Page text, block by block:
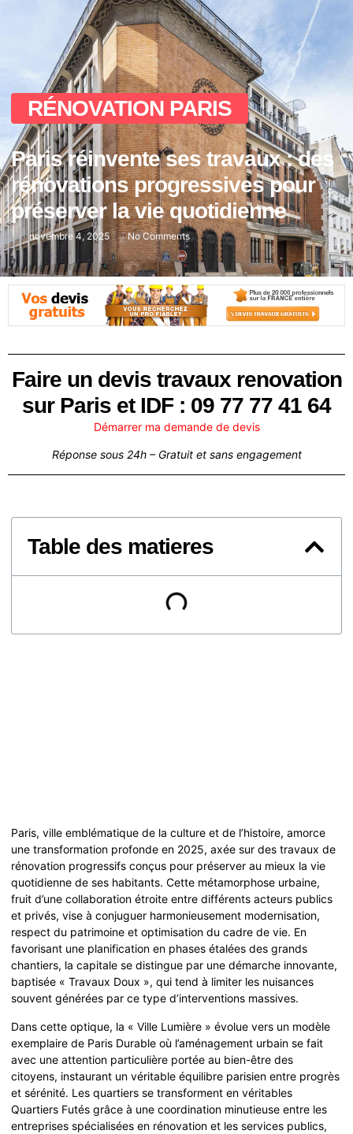
RÉNOVATION PARIS
Paris réinvente ses travaux : des
rénovations progressives pour
préserver la vie quotidienne
novembre 4, 2025 No Comments
Faire un devis travaux renovation
sur Paris et IDF : 09 77 77 41 64
Démarrer ma demande de devis
Réponse sous 24h – Gratuit et sans engagement
Table des matieres
Paris, ville emblématique de la culture et de l’histoire, amorce
une transformation profonde en 2025, axée sur des travaux de
rénovation progressifs conçus pour préserver au mieux la vie
quotidienne de ses habitants. Cette métamorphose urbaine,
fruit d’une collaboration étroite entre différents acteurs publics
et privés, vise à conjuguer harmonieusement modernisation,
respect du patrimoine et optimisation du cadre de vie. En
favorisant une planification en phases étalées des grands
chantiers, la capitale se distingue par une démarche innovante,
baptisée « Travaux Doux », qui tend à limiter les nuisances
souvent générées par ce type d’interventions massives.
Dans cette optique, la « Ville Lumière » évolue vers un modèle
exemplaire de Paris Durable où l’aménagement urbain se fait
avec une attention particulière portée au bien-être des
citoyens, instaurant un véritable équilibre parisien entre progrès
et sérénité. Les quartiers se transforment en véritables
Quartiers Futés grâce à une coordination minutieuse entre les
entreprises spécialisées en rénovation et les services publics,